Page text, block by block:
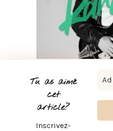
Tu as aimé
cet
article?
Inscrivez-